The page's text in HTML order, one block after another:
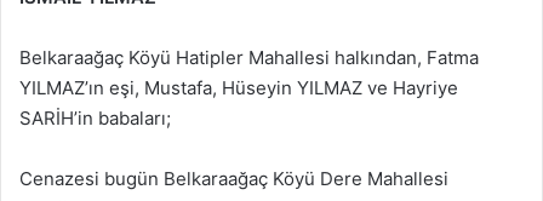
Belkaraağaç Köyü Hatipler Mahallesi halkından, Fatma
YILMAZ’ın eşi, Mustafa, Hüseyin YILMAZ ve Hayriye
SARİH’in babaları;
Cenazesi bugün Belkaraağaç Köyü Dere Mahallesi